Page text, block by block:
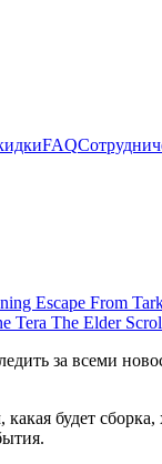
FAQ
Escape From
Tera The Elder
за всеми
будет